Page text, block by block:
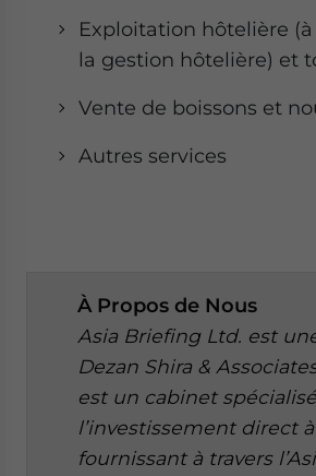
Exploitation hôtelière (à
la gestion hôtelière) et
Vente de boissons et
Autres services
À Propos de Nous
Asia Briefing Ltd. est
Dezan Shira &
est un cabinet
l’investissement direct à
fournissant à travers